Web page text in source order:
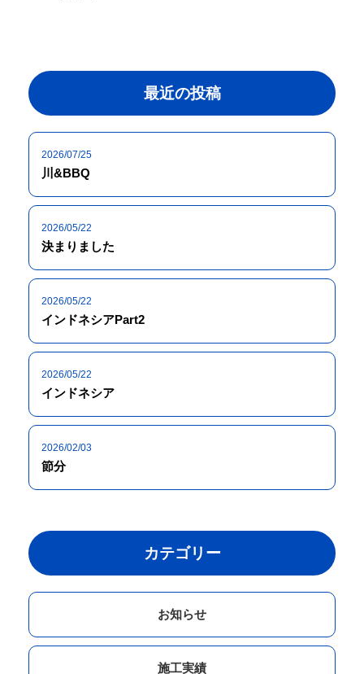
最近の投稿
2026/07/25
川&BBQ
2026/05/22
決まりました
2026/05/22
インドネシアPart2
2026/05/22
インドネシア
2026/02/03
節分
カテゴリー
お知らせ
施工実績